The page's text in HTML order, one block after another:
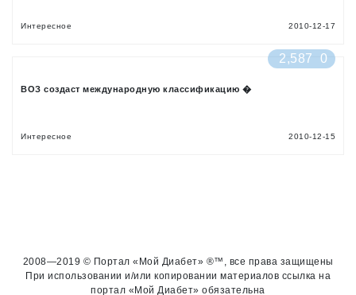
Интересное 2010-12-17
2,587 0
ВОЗ создаст международную классификацию �
Интересное 2010-12-15
2008—2019 © Портал «Мой Диабет» ®™, все права защищены
При использовании и/или копировании материалов ссылка на
портал «Мой Диабет» обязательна